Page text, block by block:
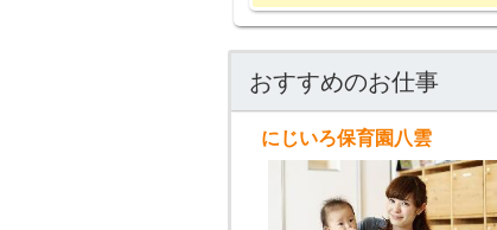
おすすめのお仕事
にじいろ保育園八雲